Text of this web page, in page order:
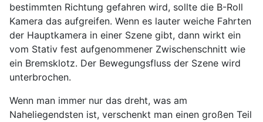
bestimmten Richtung gefahren wird, sollte die B-Roll
Kamera das aufgreifen. Wenn es lauter weiche Fahrten
der Hauptkamera in einer Szene gibt, dann wirkt ein
vom Stativ fest aufgenommener Zwischenschnitt wie
ein Bremsklotz. Der Bewegungsfluss der Szene wird
unterbrochen.
Wenn man immer nur das dreht, was am
Naheliegendsten ist, verschenkt man einen großen Teil